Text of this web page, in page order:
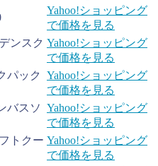
Yahoo!ショッピング
で価格を見る
ンスク Yahoo!ショッピング
で価格を見る
パック
Yahoo!ショッピング
で価格を見る
バスソ Yahoo!ショッピング
で価格を見る
トクー Yahoo!ショッピング
で価格を見る